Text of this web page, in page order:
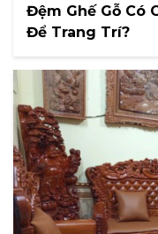
Đệm Ghế Gỗ Có
Để Trang Trí?